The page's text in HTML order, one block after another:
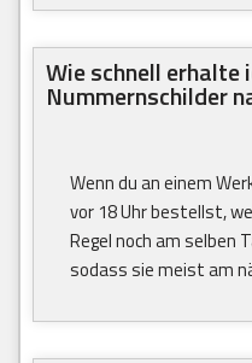
Wie schnell erhalte
Nummernschilder
Wenn du an einem
vor 18 Uhr bestellst,
Regel noch am selben
sodass sie meist am